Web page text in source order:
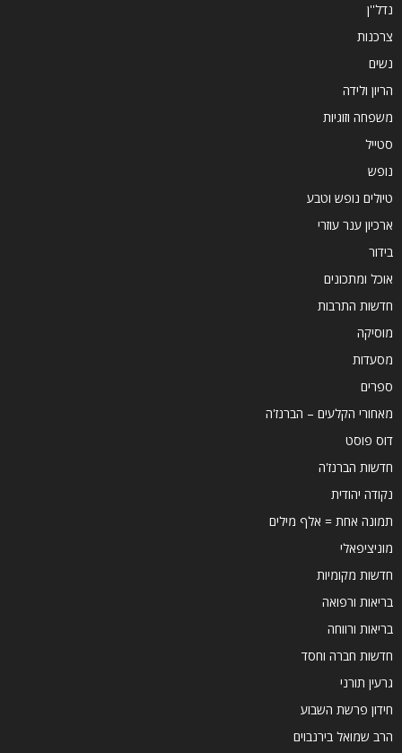
נדל''ן
צרכנות
נשים
הריון ולידה
משפחה וזוגיות
סטייל
נופש
טיולים נופש וטבע
ארכיון ענר עוזרי
בידור
אוכל ומתכונים
חדשות התרבות
מוסיקה
מסעדות
ספרים
מאחורי הקלעים – הברנז'ה
דוס פוסט
חדשות הברנז'ה
נקודה יהודית
תמונה אחת = אלף מילים
מוניציפאלי
חדשות מקומיות
בריאות ורפואה
בריאות ורווחה
חדשות חברה וחסד
גרעין תורני
חידון פרשת השבוע
הרב שמואל בירנבוים